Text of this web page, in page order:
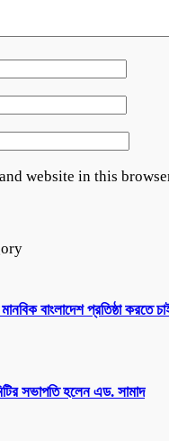
website in this
বাংলাদেশ প্রতিষ্ঠা করতে
সভাপতি হলেন এড. সামাদ